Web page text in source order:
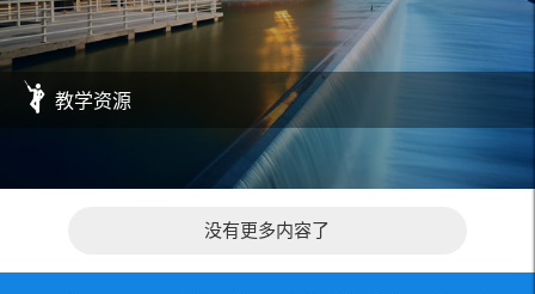
教学资源
没有更多内容了